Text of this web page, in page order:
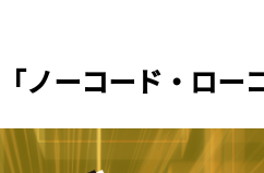
ノーコード・ロー